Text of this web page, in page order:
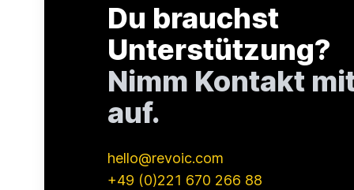
Du brauchst
Unterstützung?
Nimm Kontakt
auf.
hello@revoic.com
+49 (0)221 670 266 88